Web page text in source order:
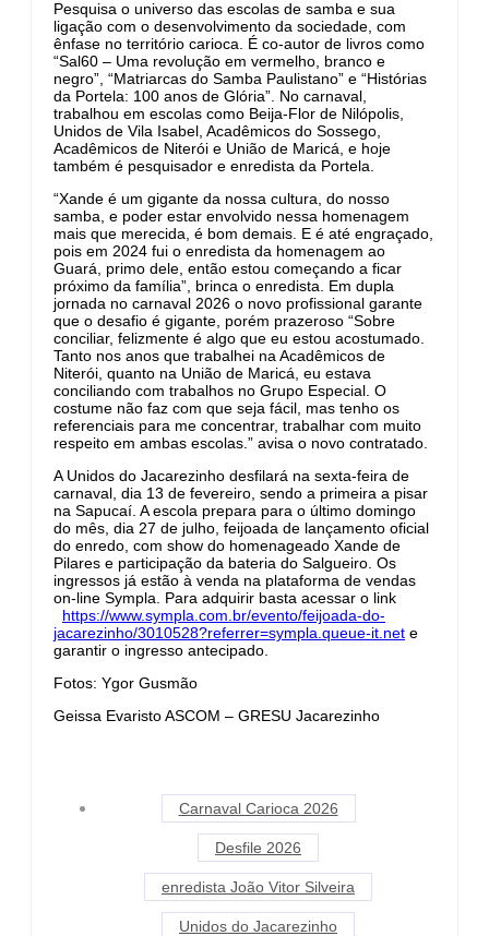
Pesquisa o universo das escolas de samba e sua
ligação com o desenvolvimento da sociedade, com
ênfase no território carioca. É co-autor de livros como
“Sal60 – Uma revolução em vermelho, branco e
negro”, “Matriarcas do Samba Paulistano” e “Histórias
da Portela: 100 anos de Glória”. No carnaval,
trabalhou em escolas como Beija-Flor de Nilópolis,
Unidos de Vila Isabel, Acadêmicos do Sossego,
Acadêmicos de Niterói e União de Maricá, e hoje
também é pesquisador e enredista da Portela.
“Xande é um gigante da nossa cultura, do nosso
samba, e poder estar envolvido nessa homenagem
mais que merecida, é bom demais. E é até engraçado,
pois em 2024 fui o enredista da homenagem ao
Guará, primo dele, então estou começando a ficar
próximo da família”, brinca o enredista. Em dupla
jornada no carnaval 2026 o novo profissional garante
que o desafio é gigante, porém prazeroso “Sobre
conciliar, felizmente é algo que eu estou acostumado.
Tanto nos anos que trabalhei na Acadêmicos de
Niterói, quanto na União de Maricá, eu estava
conciliando com trabalhos no Grupo Especial. O
costume não faz com que seja fácil, mas tenho os
referenciais para me concentrar, trabalhar com muito
respeito em ambas escolas.” avisa o novo contratado.
A Unidos do Jacarezinho desfilará na sexta-feira de
carnaval, dia 13 de fevereiro, sendo a primeira a pisar
na Sapucaí. A escola prepara para o último domingo
do mês, dia 27 de julho, feijoada de lançamento oficial
do enredo, com show do homenageado Xande de
Pilares e participação da bateria do Salgueiro. Os
ingressos já estão à venda na plataforma de vendas
on-line Sympla. Para adquirir basta acessar o link
https://www.sympla.com.br/evento/feijoada-do-
jacarezinho/3010528?referrer=sympla.queue-it.net e
garantir o ingresso antecipado.
Fotos: Ygor Gusmão
Geissa Evaristo ASCOM – GRESU Jacarezinho
Carnaval Carioca 2026
Desfile 2026
enredista João Vitor Silveira
Unidos do Jacarezinho